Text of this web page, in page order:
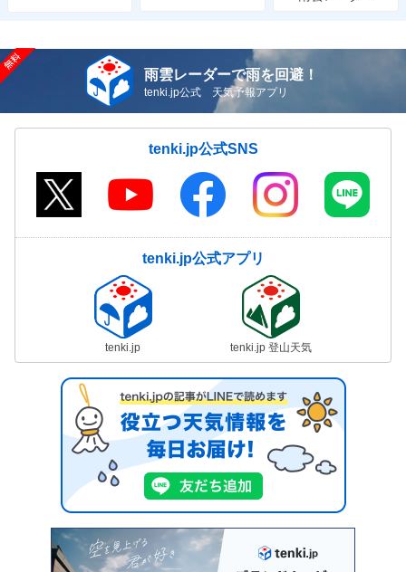
雨雲レーダーで雨を回避！
tenki.jp公式 天気予報アプリ
tenki.jp公式SNS
tenki.jp公式アプリ
tenki.jp tenki.jp 登山天気